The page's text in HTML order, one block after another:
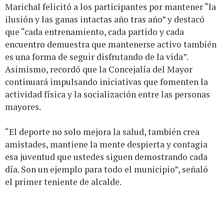
Marichal felicitó a los participantes por mantener “la
ilusión y las ganas intactas año tras año” y destacó
que “cada entrenamiento, cada partido y cada
encuentro demuestra que mantenerse activo también
es una forma de seguir disfrutando de la vida”.
Asimismo, recordó que la Concejalía del Mayor
continuará impulsando iniciativas que fomenten la
actividad física y la socialización entre las personas
mayores.
“El deporte no solo mejora la salud, también crea
amistades, mantiene la mente despierta y contagia
esa juventud que ustedes siguen demostrando cada
día. Son un ejemplo para todo el municipio”, señaló
el primer teniente de alcalde.